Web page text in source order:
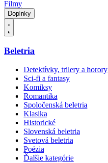
Filmy
Doplnky
Beletria
Detektívky, trilery a horory
Sci-fi a fantasy
Komiksy
Romantika
Spoločenská beletria
Klasika
Historické
Slovenská beletria
Svetová beletria
Poézia
Ďalšie kategórie